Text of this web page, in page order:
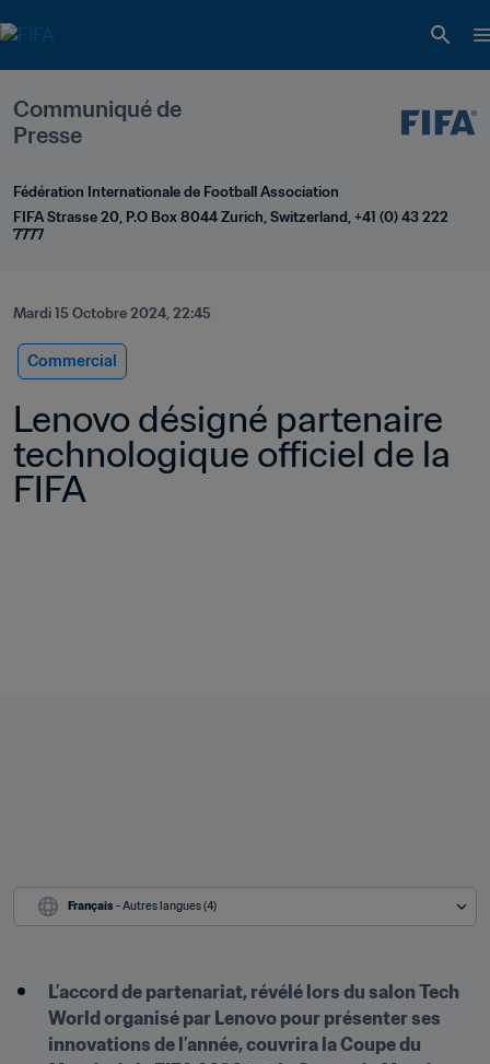
Communiqué de
Presse
Fédération Internationale de Football Association
FIFA Strasse 20, P.O Box 8044 Zurich, Switzerland, +41 (0) 43 222
7777
Mardi 15 Octobre 2024, 22:45
Commercial
Lenovo désigné partenaire
technologique officiel de la
FIFA
Français - Autres langues (4)
L’accord de partenariat, révélé lors du salon Tech
World organisé par Lenovo pour présenter ses
innovations de l’année, couvrira la Coupe du